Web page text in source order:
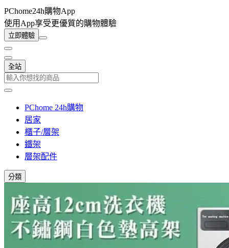
PChome24h購物App
使用App享受更優質的購物體驗
立即體驗
全站
PChome 24h購物
居家
櫃子/層架
鐵架
層架配件
分類